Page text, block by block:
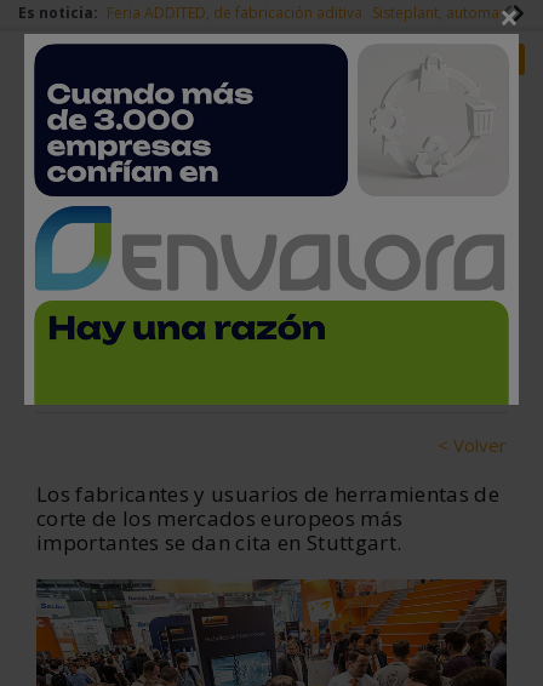
Es noticia: Feria ADDITED, de fabricación aditiva Sisteplant,
Redes Sociales Login empresas
AMB 2022: Punto de encuentro
para socios comerciales
< Volver
Los fabricantes y usuarios de herramientas de
corte de los mercados europeos más
importantes se dan cita en Stuttgart.
×